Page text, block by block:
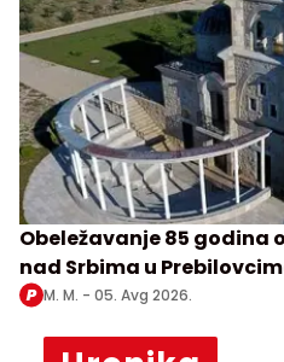
Obeležavanje 85 godina
nad Srbima u
M. M. - 05. Avg 2026.